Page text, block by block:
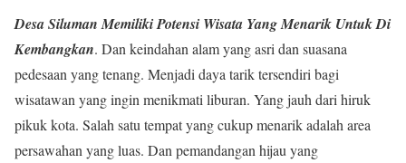
Desa Siluman Memiliki Potensi Wisata Yang Menarik Untuk Di
Kembangkan. Dan keindahan alam yang asri dan suasana
pedesaan yang tenang. Menjadi daya tarik tersendiri bagi
wisatawan yang ingin menikmati liburan. Yang jauh dari hiruk
pikuk kota. Salah satu tempat yang cukup menarik adalah area
persawahan yang luas. Dan pemandangan hijau yang